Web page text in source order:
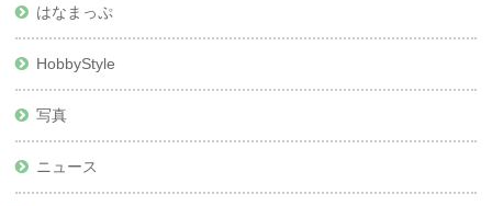
はなまっぷ
HobbyStyle
写真
ニュース